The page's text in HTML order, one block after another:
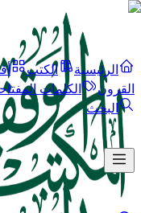
الرئيسية الكتب
القرون
الكلمات
البحث